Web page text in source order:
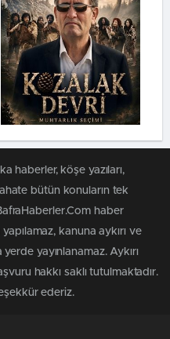
haberler, köşe yazıları,
bütün konuların tek
haber
kanuna aykırı ve
yayınlanamaz. Aykırı
hakkı saklı tutulmaktadır.
ederiz.